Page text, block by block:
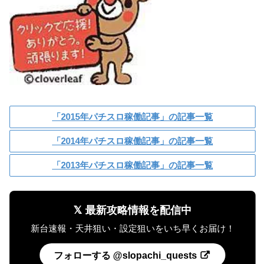
「2015年パチスロ稼働記事」の記事一覧
「2014年パチスロ稼働記事」の記事一覧
「2013年パチスロ稼働記事」の記事一覧
𝕏 最新攻略情報を配信中
新台速報・天井狙い・設定狙いをいち早くお届け！
フォローする @slopachi_quests